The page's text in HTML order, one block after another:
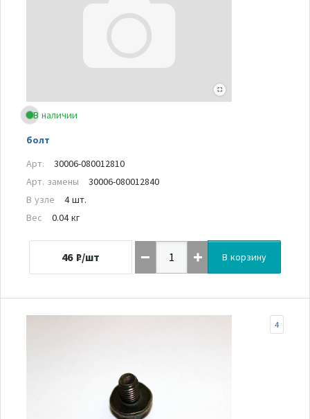
В наличии
болт
Арт.
30006-080012810
Арт. замены
30006-080012840
В узле
4 шт.
Вес
0.04 кг
46 ₽/шт В корзину
4